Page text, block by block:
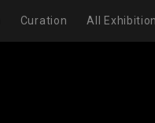
Curation All